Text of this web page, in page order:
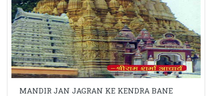
MANDIR JAN JAGRAN KE KENDRA BANE